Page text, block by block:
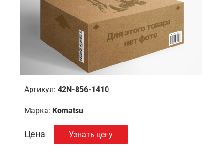
Артикул: 42N-856-1410
Марка: Komatsu
Цена: Узнать цену